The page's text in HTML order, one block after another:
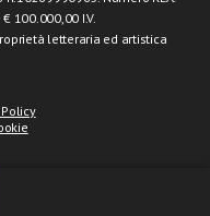
100.000,00 I.V.
letteraria ed artistica